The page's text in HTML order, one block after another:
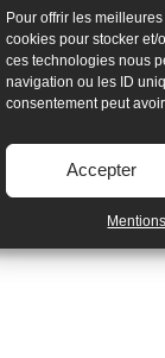
Pour offrir les
cookies pour stocker et/
ces technologies nous
navigation ou les ID
consentement peut
Accepter